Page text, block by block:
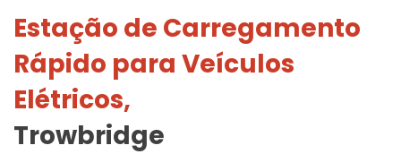
Estação de Carregamento
Rápido para Veículos
Elétricos,
Trowbridge